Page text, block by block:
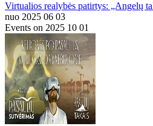
Virtualios realybės patirtys: „Angelų
nuo 2025 06 03
Events on 2025 10 01